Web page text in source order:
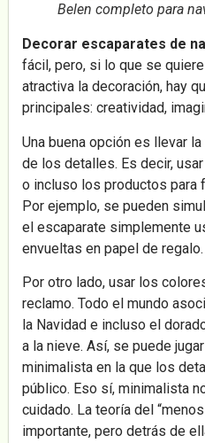
Belen completo para
Decorar escaparates de
fácil, pero, si lo que se
atractiva la decoración, hay
principales: creatividad,
Una buena opción es llevar
de los detalles. Es decir,
o incluso los productos para
Por ejemplo, se pueden
el escaparate simplemente
envueltas en papel de regalo.
Por otro lado, usar los
reclamo. Todo el mundo
la Navidad e incluso el
a la nieve. Así, se puede
minimalista en la que los
público. Eso sí, minimalista
cuidado. La teoría del
importante, pero detrás de